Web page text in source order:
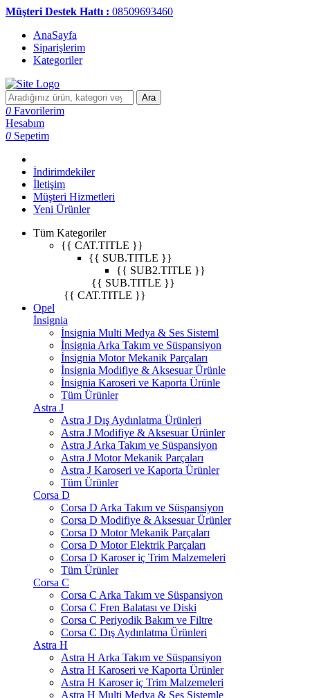
Müşteri Destek Hattı : 08509693460
AnaSayfa
Siparişlerim
Kategoriler
Ara
0 Favorilerim
Hesabım
0 Sepetim
İndirimdekiler
İletişim
Müşteri Hizmetleri
Yeni Ürünler
Tüm Kategoriler
{{ CAT.TITLE }}
{{ SUB.TITLE }}
{{ SUB2.TITLE }}
{{ SUB.TITLE }}
{{ CAT.TITLE }}
Opel
İnsignia
İnsignia Multi Medya & Ses Sisteml
İnsignia Arka Takım ve Süspansiyon
İnsignia Motor Mekanik Parçaları
İnsignia Modifiye & Aksesuar Ürünle
İnsignia Karoseri ve Kaporta Ürünle
Tüm Ürünler
Astra J
Astra J Dış Aydınlatma Ürünleri
Astra J Modifiye & Aksesuar Ürünler
Astra J Arka Takım ve Süspansiyon
Astra J Motor Mekanik Parçaları
Astra J Karoseri ve Kaporta Ürünler
Tüm Ürünler
Corsa D
Corsa D Arka Takım ve Süspansiyon
Corsa D Modifiye & Aksesuar Ürünler
Corsa D Motor Mekanik Parçaları
Corsa D Motor Elektrik Parçaları
Corsa D Karoser iç Trim Malzemeleri
Tüm Ürünler
Corsa C
Corsa C Arka Takım ve Süspansiyon
Corsa C Fren Balatası ve Diski
Corsa C Periyodik Bakım ve Filtre
Corsa C Dış Aydınlatma Ürünleri
Astra H
Astra H Arka Takım ve Süspansiyon
Astra H Karoseri ve Kaporta Ürünler
Astra H Karoser iç Trim Malzemeleri
Astra H Multi Medya & Ses Sistemle